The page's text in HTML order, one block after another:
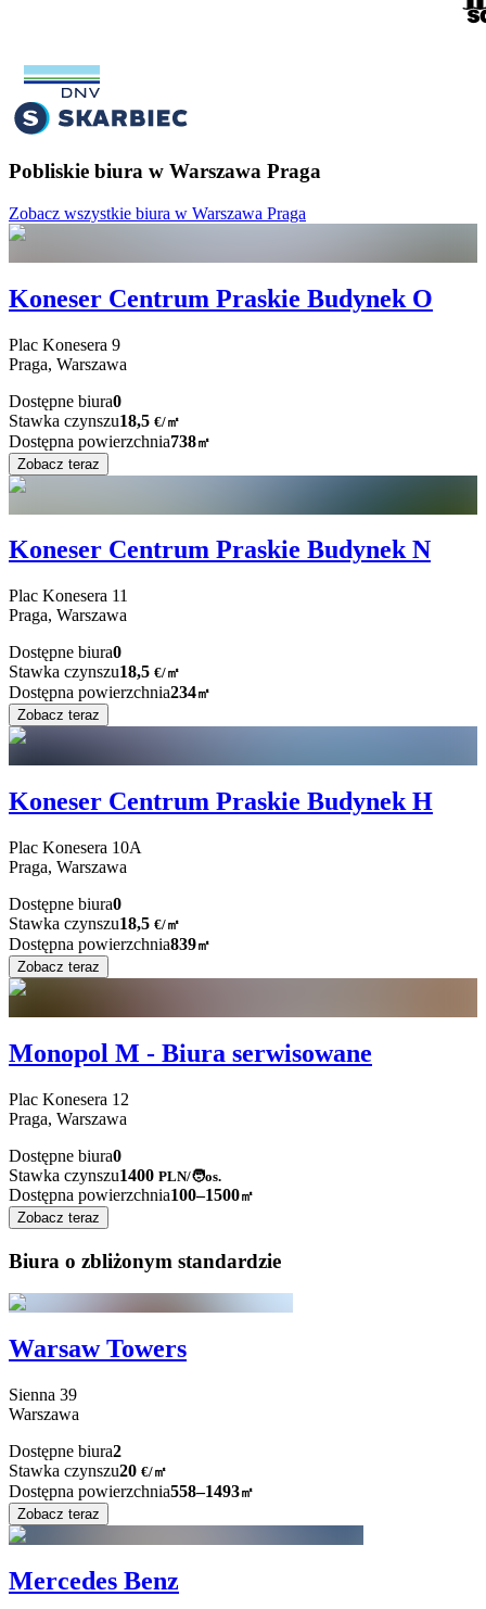
Pobliskie biura w Warszawa Praga
Zobacz wszystkie biura w Warszawa Praga
Koneser Centrum Praskie Budynek O
Plac Konesera 9
Praga, Warszawa
Dostępne biura0
Stawka czynszu18,5 €/㎡
Dostępna powierzchnia738㎡
Zobacz teraz
Koneser Centrum Praskie Budynek N
Plac Konesera 11
Praga, Warszawa
Dostępne biura0
Stawka czynszu18,5 €/㎡
Dostępna powierzchnia234㎡
Zobacz teraz
Koneser Centrum Praskie Budynek H
Plac Konesera 10A
Praga, Warszawa
Dostępne biura0
Stawka czynszu18,5 €/㎡
Dostępna powierzchnia839㎡
Zobacz teraz
Monopol M - Biura serwisowane
Plac Konesera 12
Praga, Warszawa
Dostępne biura0
Stawka czynszu1400 PLN/🧑os.
Dostępna powierzchnia100–1500㎡
Zobacz teraz
Biura o zbliżonym standardzie
Warsaw Towers
Sienna 39
Warszawa
Dostępne biura2
Stawka czynszu20 €/㎡
Dostępna powierzchnia558–1493㎡
Zobacz teraz
Mercedes Benz